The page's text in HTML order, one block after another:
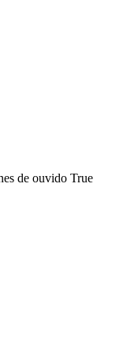
de ouvido True